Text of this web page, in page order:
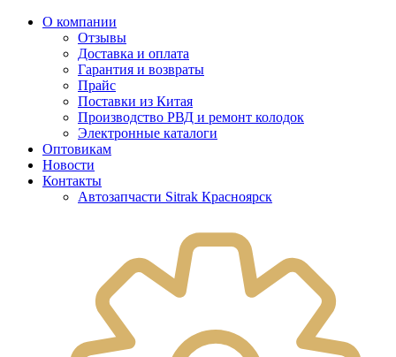
О компании
Отзывы
Доставка и оплата
Гарантия и возвраты
Прайс
Поставки из Китая
Производство РВД и ремонт колодок
Электронные каталоги
Оптовикам
Новости
Контакты
Автозапчасти Sitrak Красноярск